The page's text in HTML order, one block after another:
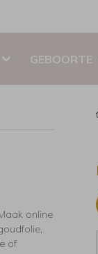
GEBOORTE
online
of